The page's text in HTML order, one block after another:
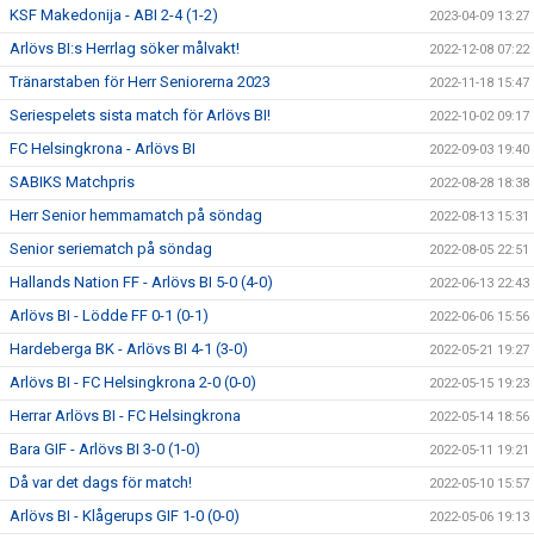
KSF Makedonija - ABI 2-4 (1-2) 2023-04-09 13:27
Arlövs BI:s Herrlag söker målvakt! 2022-12-08 07:22
Tränarstaben för Herr Seniorerna 2023 2022-11-18 15:47
Seriespelets sista match för Arlövs BI! 2022-10-02 09:17
FC Helsingkrona - Arlövs BI 2022-09-03 19:40
SABIKS Matchpris 2022-08-28 18:38
Herr Senior hemmamatch på söndag 2022-08-13 15:31
Senior seriematch på söndag 2022-08-05 22:51
Hallands Nation FF - Arlövs BI 5-0 (4-0) 2022-06-13 22:43
Arlövs BI - Lödde FF 0-1 (0-1) 2022-06-06 15:56
Hardeberga BK - Arlövs BI 4-1 (3-0) 2022-05-21 19:27
Arlövs BI - FC Helsingkrona 2-0 (0-0) 2022-05-15 19:23
Herrar Arlövs BI - FC Helsingkrona 2022-05-14 18:56
Bara GIF - Arlövs BI 3-0 (1-0) 2022-05-11 19:21
Då var det dags för match! 2022-05-10 15:57
Arlövs BI - Klågerups GIF 1-0 (0-0) 2022-05-06 19:13